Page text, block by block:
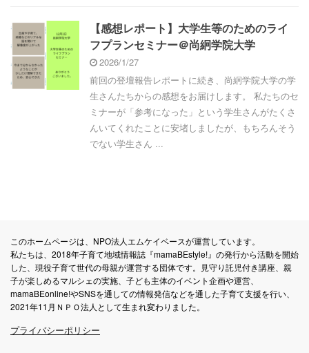
【感想レポート】大学生等のためのライ
フプランセミナー＠尚絅学院大学
2026/1/27
前回の登壇報告レポートに続き、尚絅学院大学の学
生さんたちからの感想をお届けします。 私たちのセ
ミナーが「参考になった」という学生さんがたくさ
んいてくれたことに安堵しましたが、もちろんそう
でない学生さん ...
このホームページは、NPO法人エムケイベースが運営しています。
私たちは、2018年子育て地域情報誌『mamaBEstyle!』の発行から活動を開始
した、現役子育て世代の母親が運営する団体です。見守り託児付き講座、親
子が楽しめるマルシェの実施、子ども主体のイベント企画や運営、
mamaBEonline!やSNSを通しての情報発信などを通した子育て支援を行い、
2021年11月ＮＰＯ法人として生まれ変わりました。
プライバシーポリシー